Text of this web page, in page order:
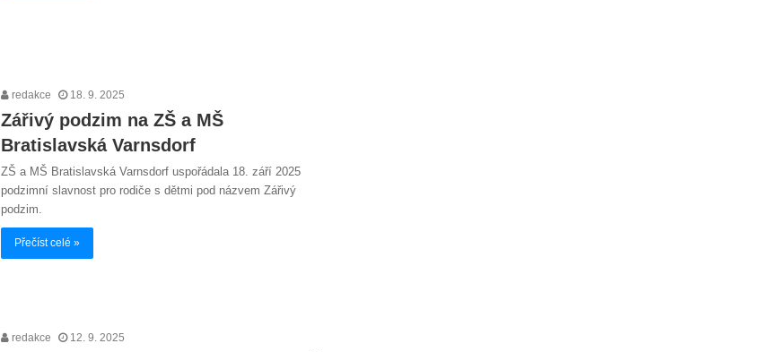
redakce 18. 9. 2025
Zářivý podzim na ZŠ a MŠ
Bratislavská Varnsdorf
ZŠ a MŠ Bratislavská Varnsdorf uspořádala 18. září 2025
podzimní slavnost pro rodiče s dětmi pod názvem Zářivý
podzim.
Přečíst celé »
redakce 12. 9. 2025